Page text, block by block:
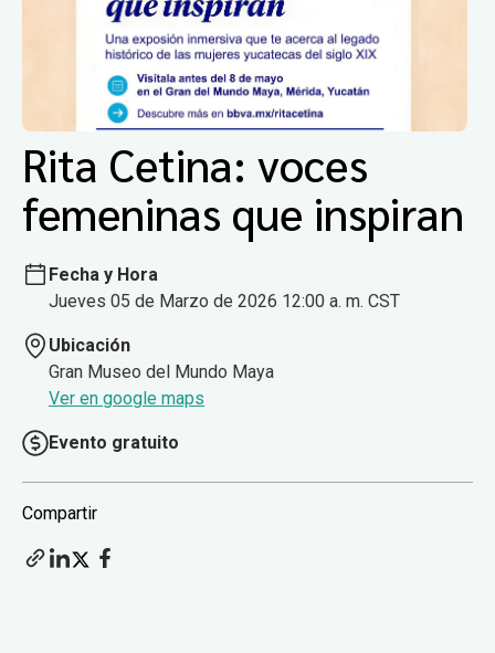
Rita Cetina: voces
femeninas que inspiran
Fecha y Hora
Jueves 05 de Marzo de 2026 12:00 a. m. CST
Ubicación
Gran Museo del Mundo Maya
Ver en google maps
Evento gratuito
Compartir